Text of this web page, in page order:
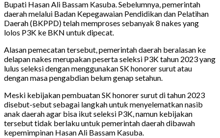
Bupati Hasan Ali Bassam Kasuba. Sebelumnya, pemerintah
daerah melalui Badan Kepegawaian Pendidikan dan Pelatihan
Daerah (BKPPD) telah memproses sebanyak 8 nakes yang
lolos P3K ke BKN untuk dipecat.
Alasan pemecatan tersebut, pemerintah daerah beralasan ke
delapan nakes merupakan peserta seleksi P3K tahun 2023 yang
lulus seleksi dengan menggunakan SK honorer surut atau
dengan masa pengabdian belum genap setahun.
Meski kebijakan pembuatan SK honorer surut di tahun 2023
disebut-sebut sebagai langkah untuk menyelematkan nasib
anak daerah agar bisa ikut seleksi P3K, namun kebijakan
tersebut tidak berlaku untuk pemerintah daerah dibawah
kepemimpinan Hasan Ali Bassam Kasuba.